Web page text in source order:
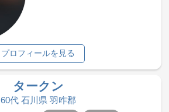
プロフィールを見る
タークン
60代 石川県 羽咋郡